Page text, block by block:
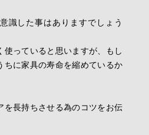
識した事はありますでしょう
使っていると思いますが、もし
ちに家具の寿命を縮めているか
を長持ちさせる為のコツをお伝